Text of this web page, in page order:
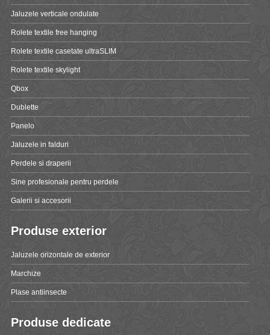
Jaluzele verticale ondulate
Rolete textile free hanging
Rolete textile casetate ultraSLIM
Rolete textile skylight
Qbox
Dublette
Panelo
Jaluzele in falduri
Perdele si draperii
Sine profesionale pentru perdele
Galerii si accesorii
Produse exterior
Jaluzele orizontale de exterior
Marchize
Plase antiinsecte
Produse dedicate